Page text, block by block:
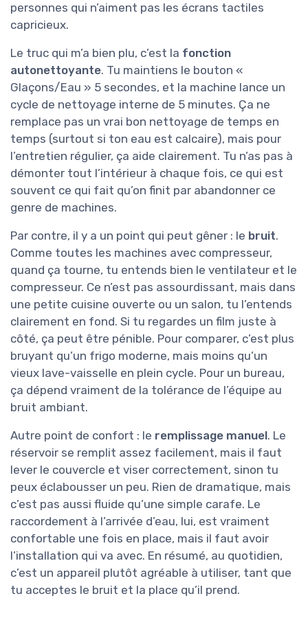
personnes qui n’aiment pas les écrans tactiles
capricieux.
Le truc qui m’a bien plu, c’est la fonction
autonettoyante. Tu maintiens le bouton «
Glaçons/Eau » 5 secondes, et la machine lance un
cycle de nettoyage interne de 5 minutes. Ça ne
remplace pas un vrai bon nettoyage de temps en
temps (surtout si ton eau est calcaire), mais pour
l’entretien régulier, ça aide clairement. Tu n’as pas à
démonter tout l’intérieur à chaque fois, ce qui est
souvent ce qui fait qu’on finit par abandonner ce
genre de machines.
Par contre, il y a un point qui peut gêner : le bruit.
Comme toutes les machines avec compresseur,
quand ça tourne, tu entends bien le ventilateur et le
compresseur. Ce n’est pas assourdissant, mais dans
une petite cuisine ouverte ou un salon, tu l’entends
clairement en fond. Si tu regardes un film juste à
côté, ça peut être pénible. Pour comparer, c’est plus
bruyant qu’un frigo moderne, mais moins qu’un
vieux lave-vaisselle en plein cycle. Pour un bureau,
ça dépend vraiment de la tolérance de l’équipe au
bruit ambiant.
Autre point de confort : le remplissage manuel. Le
réservoir se remplit assez facilement, mais il faut
lever le couvercle et viser correctement, sinon tu
peux éclabousser un peu. Rien de dramatique, mais
c’est pas aussi fluide qu’une simple carafe. Le
raccordement à l’arrivée d’eau, lui, est vraiment
confortable une fois en place, mais il faut avoir
l’installation qui va avec. En résumé, au quotidien,
c’est un appareil plutôt agréable à utiliser, tant que
tu acceptes le bruit et la place qu’il prend.